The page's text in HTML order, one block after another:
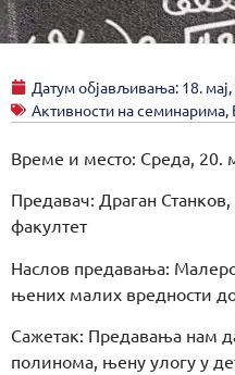
Датум објављивања: 18.
Активности на семинарима,
Време и место: Среда, 20.
Предавач: Драган
факултет
Наслов предавања:
њених малих вредности
Сажетак: Предавања нам
полинома, њену улогу у